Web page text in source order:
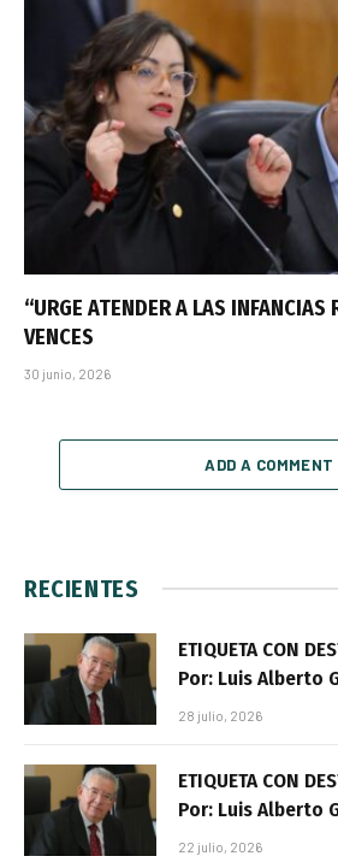
“URGE ATENDER A LAS INFANCIAS
VENCES
30 junio, 2026
ADD A COMMENT
RECIENTES
ETIQUETA CON
Por: Luis Alberto
28 julio, 2026
ETIQUETA CON
Por: Luis Alberto
22 julio, 2026